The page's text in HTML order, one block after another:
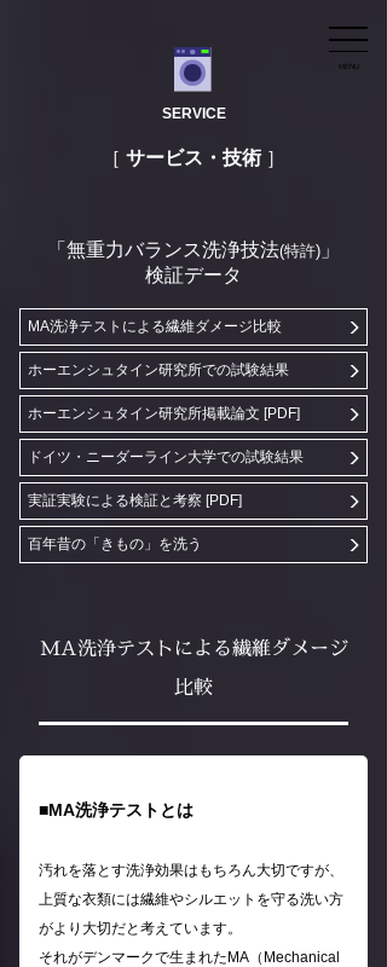
SERVICE
サービス・技術
「無重力バランス洗浄技法(特許) 」
検証データ
MA洗浄テストによる繊維ダメージ比較
ホーエンシュタイン研究所での試験結果
ホーエンシュタイン研究所掲載論文 [PDF]
ドイツ・ニーダーライン大学での試験結果
実証実験による検証と考察 [PDF]
百年昔の「きもの」を洗う
MA洗浄テストによる繊維ダメージ
比較
■MA洗浄テストとは
汚れを落とす洗浄効果はもちろん大切ですが、
上質な衣類には繊維やシルエットを守る洗い方
がより大切だと考えています。
それがデンマークで生まれたMA（Mechanical
MENU